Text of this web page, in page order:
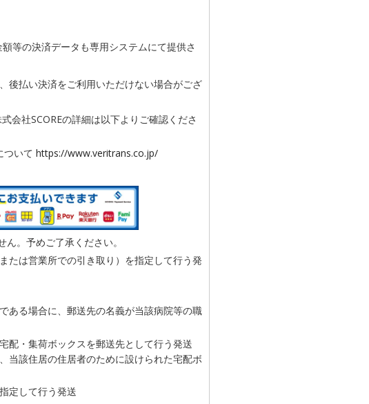
等の決済データも専用システムにて提供さ
後払い決済をご利用いただけない場合がござ
会社SCOREの詳細は以下よりご確認くださ
ついて https://www.veritrans.co.jp/
。予めご了承ください。
たは営業所での引き取り）を指定して行う発
ある場合に、郵送先の名義が当該病院等の職
配・集荷ボックスを郵送先として行う発送
当該住居の住居者のために設けられた宅配ボ
定して行う発送